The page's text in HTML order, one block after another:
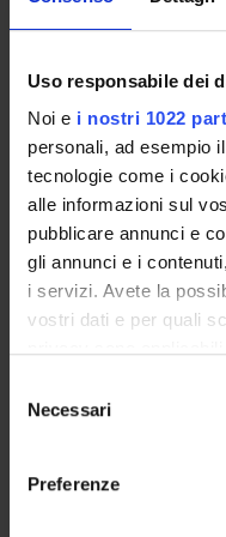
Uso responsabile dei
Noi e i nostri 1022
personali, ad esempio
tecnologie come i
alle informazioni sul
pubblicare annunci e
gli annunci e i
i servizi. Avete la
vostri dati e per quali
modificare o revocare
momento dalla
delNecessari
Preferenze
Luogo
Referente
Referente esterno
Data pubblicazione
12 giugno 2006
DOTTORATI, MASTER